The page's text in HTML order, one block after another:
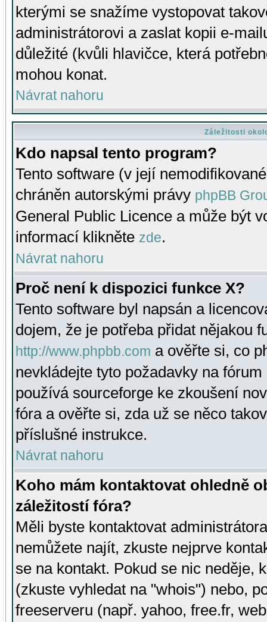
kterými se snažíme vystopovat
administrátorovi a zaslat kopii e-
důležité (kvůli hlavičce, která
mohou konat.
Návrat nahoru
Záležitosti
Kdo napsal tento program?
Tento software (v její
chráněn autorskými právy phpBB
General Public Licence a může být
informací klikněte zde.
Návrat nahoru
Proč není k dispozici funkce X?
Tento software byl napsán a
dojem, že je potřeba přidat nějakou
http://www.phpbb.com a ověřte si, co
nevkládejte tyto požadavky na
používá sourceforge ke zkoušení
fóra a ověřte si, zda už se něco
příslušné instrukce.
Návrat nahoru
Koho mám kontaktovat ohledně
záležitostí fóra?
Měli byste kontaktovat
nemůžete najít, zkuste nejprve
se na kontakt. Pokud se nic neděje,
(zkuste vyhledat na "whois") nebo,
freeserveru (např. yahoo, free.fr,